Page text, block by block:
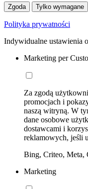
Zgoda Tylko wymagane
Polityka prywatności
Indywidualne ustawienia
Marketing per
Za zgodą
promocjach i
naszą witryną. W
dane osobowe
dostawcami i
reklamowych, jeśli
Bing, Criteo, Meta,
Marketing